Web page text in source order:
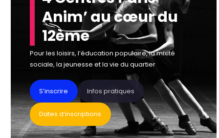
Anim’ au cœur du
12ème
Pour les loisirs, l’éducation populaire, la mixité
sociale, la jeunesse et la vie du quartier
S’inscrire Infos pratiques
Dates d’inscriptions